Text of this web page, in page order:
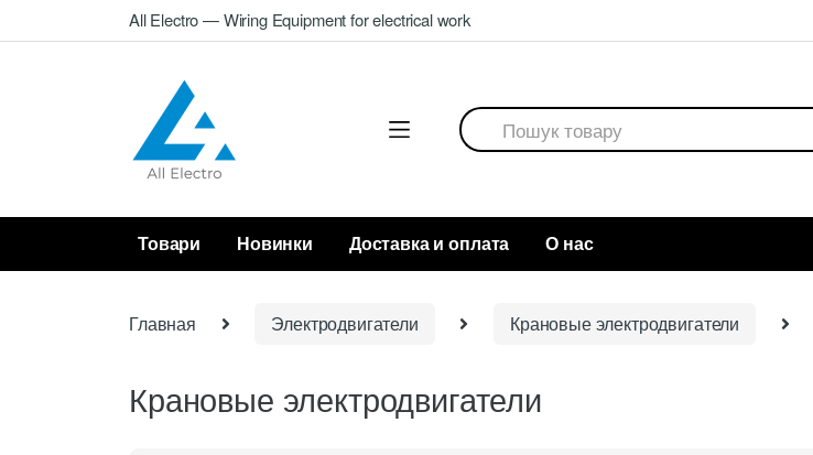
to
to
All Electro — Wiring Equipment for electrical work
Search
for:
Товари Новинки Доставка и оплата О нас
Главная Электродвигатели Крановые электродвигатели
Крановые электродвигатели